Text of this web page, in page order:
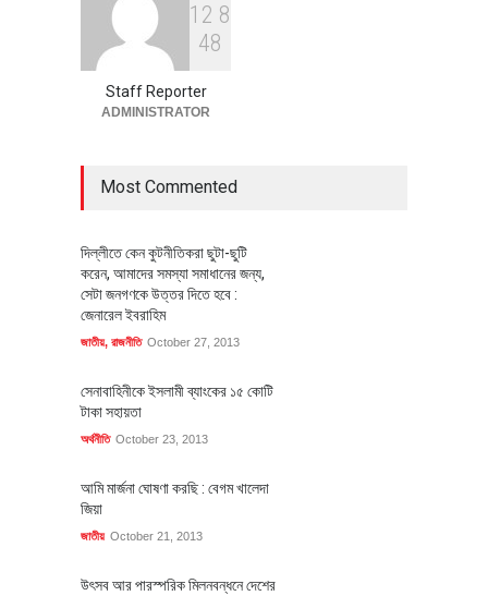
বৈশ্বিক প্রতিযোগিতা সক্ষমতা বাড়াতে
পোশাক শিল্পে নতুন উদ্যোগ
1 2 8
48
Staff Reporter
ADMINISTRATOR
Most Commented
দিল্লীতে কেন কুটনীতিকরা ছুটা-ছুটি
করেন, আমাদের সমস্যা সমাধানের জন্য,
সেটা জনগণকে উত্তর দিতে হবে :
জেনারেল ইবরাহিম
জাতীয়, রাজনীতি October 27, 2013
সেনাবাহিনীকে ইসলামী ব্যাংকের ১৫ কোটি
টাকা সহায়তা
অর্থনীতি October 23, 2013
আমি মার্জনা ঘোষণা করছি : বেগম খালেদা
জিয়া
জাতীয় October 21, 2013
উৎসব আর পারস্পরিক মিলনবন্ধনে দেশের